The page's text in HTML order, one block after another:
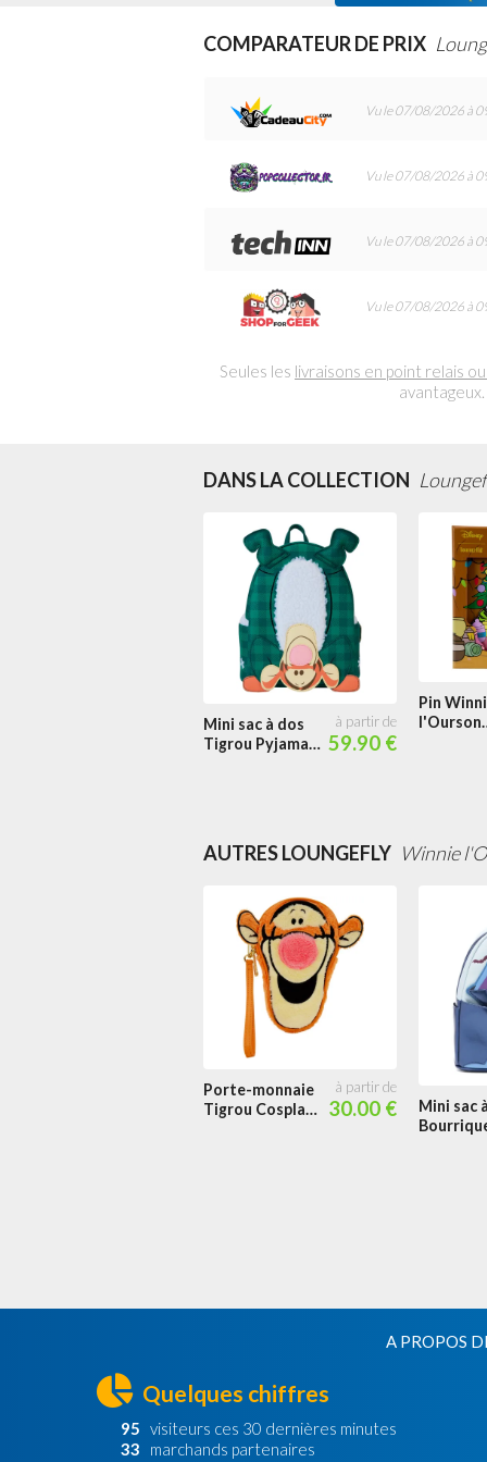
COMPARATEUR DE PRIX
Vu le 07/08/2026 à
Vu le 07/08/2026 à
Vu le 07/08/2026 à
Vu le 07/08/2026 à
Seules les livraisons en point relais
DANS LA COLLECTION
Mini sac à dos
Tigrou Pyjamas
59.90 €
Pin
l'Ourson
AUTRES LOUNGEFLY Winnie
Porte-monnaie
Tigrou Cosplay
30.00 €
Mini sac
A PROPOS
Quelques chiffres
95 visiteurs ces 30 dernières minutes
33
marchands partenaires